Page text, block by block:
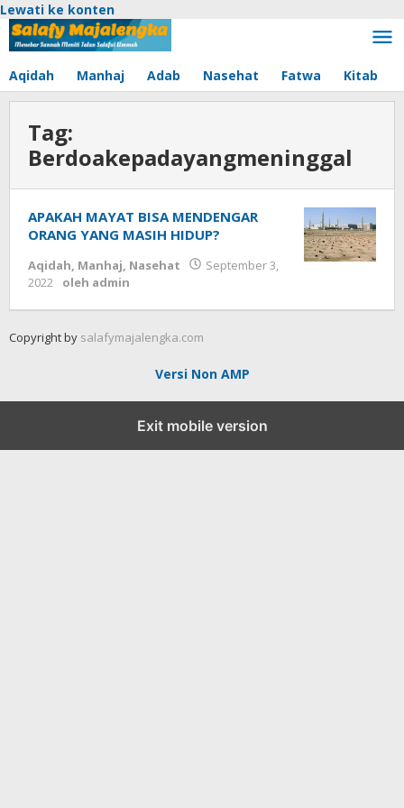
Lewati ke konten
Aqidah Manhaj Adab Nasehat Fatwa Kitab
Tag:
Berdoakepadayangmeninggal
APAKAH MAYAT BISA MENDENGAR
ORANG YANG MASIH HIDUP?
Aqidah, Manhaj, Nasehat
September 3,
2022
oleh admin
Copyright by salafymajalengka.com
Versi Non AMP
Exit mobile version